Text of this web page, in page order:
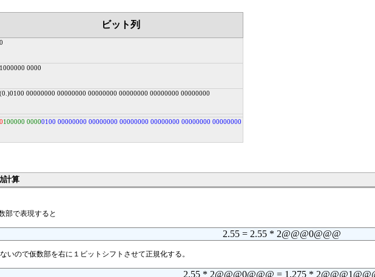
ビット列
0
1000000 0000
(0.)0100 00000000 00000000 00000000 00000000 00000000 00000000
0100000 00000100 00000000 00000000 00000000 00000000 00000000 00000000
計算
部で表現すると
2.55 = 2.55 * 2@@@0@@@
いので仮数部を右に１ビットシフトさせて正規化する。
2.55 * 2@@@0@@@ = 1.275 *